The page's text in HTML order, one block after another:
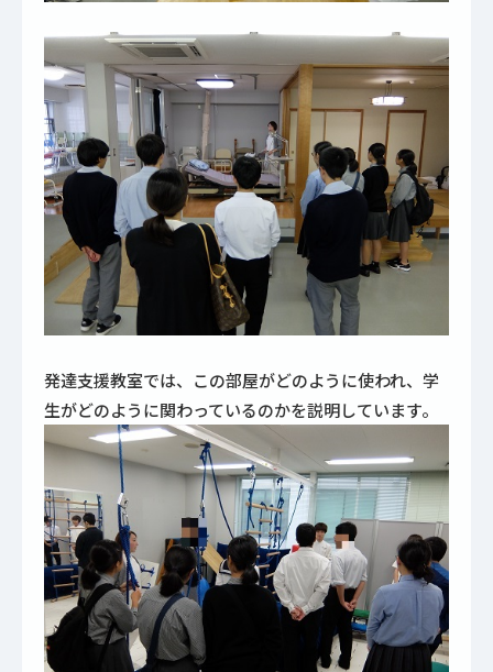
発達支援教室では、この部屋がどのように使われ、学
生がどのように関わっているのかを説明しています。